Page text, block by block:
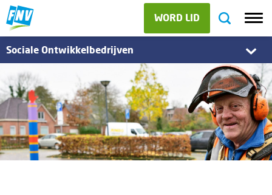
WORD LID
Sociale Ontwikkelbedrijven